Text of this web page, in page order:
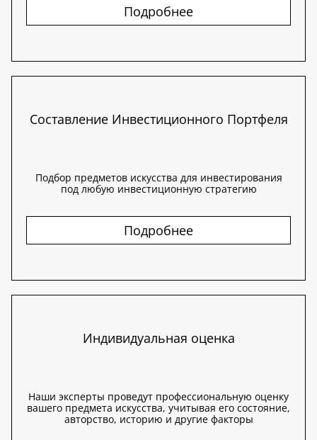
Подробнее
Составление Инвестиционного Портфеля
Подбор предметов искусства для инвестирования
под любую инвестиционную стратегию
Подробнее
Индивидуальная оценка
Наши эксперты проведут профессиональную оценку
вашего предмета искусства, учитывая его состояние,
авторство, историю и другие факторы